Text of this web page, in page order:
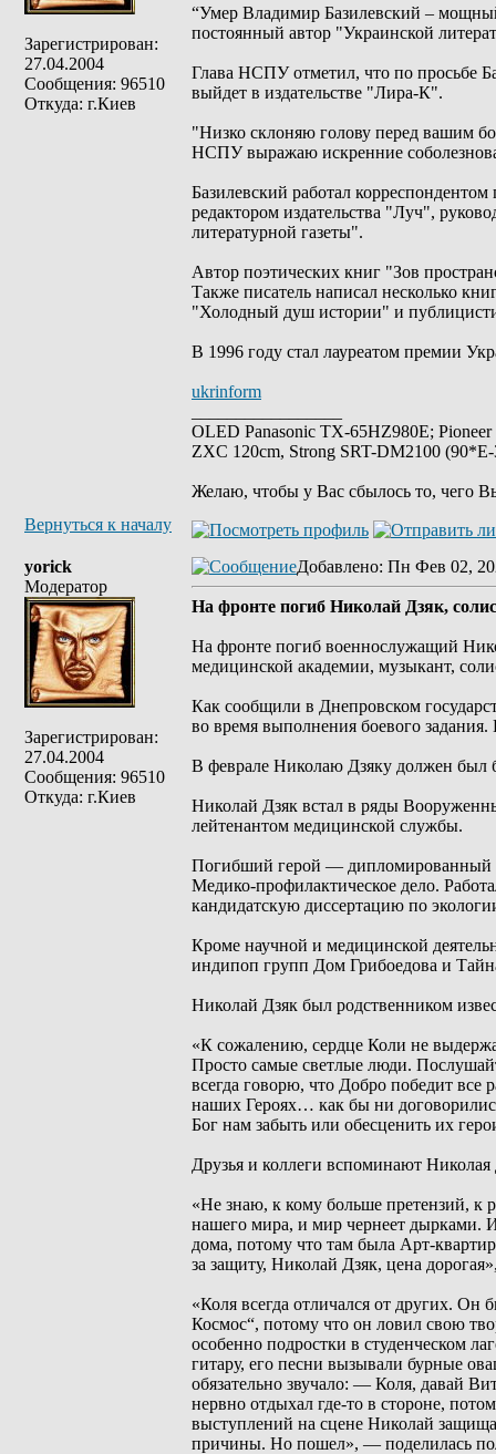
Зарегистрирован:
27.04.2004
Сообщения: 96510
Откуда: г.Киев
“Умер Владимир Базилевский –
постоянный автор "Украинской
Глава НСПУ отметил, что по просьбе
выйдет в издательстве "Лира-К".
"Низко склоняю голову перед вашим
НСПУ выражаю искренние
Базилевский работал
редактором издательства "Луч",
литературной газеты".
Автор поэтических книг "Зов
Также писатель написал несколько
"Холодный душ истории" и
В 1996 году стал лауреатом премии
ukrinform
OLED Panasonic TX-65HZ980E;
ZXC 120cm, Strong SRT-DM2100
Желаю, чтобы у Вас сбылось то, чего
Вернуться к началу
yorick
Модератор
Зарегистрирован:
27.04.2004
Сообщения: 96510
Откуда: г.Киев
Добавлено: Пн Фев 02,
На фронте погиб Николай Дзяк,
На фронте погиб военнослужащий
медицинской академии, музыкант,
Как сообщили в Днепровском
во время выполнения боевого
В феврале Николаю Дзяку должен был
Николай Дзяк встал в ряды
лейтенантом медицинской службы.
Погибший герой — дипломированный
Медико-профилактическое дело.
кандидатскую диссертацию по
Кроме научной и медицинской
индипоп групп Дом Грибоедова и
Николай Дзяк был родственником
«К сожалению, сердце Коли не
Просто самые светлые люди.
всегда говорю, что Добро победит
наших Героях… как бы ни
Бог нам забыть или обесценить их
Друзья и коллеги вспоминают Николая
«Не знаю, к кому больше претензий, к
нашего мира, и мир чернеет дырками.
дома, потому что там была Арт-
за защиту, Николай Дзяк, цена
«Коля всегда отличался от других.
Космос“, потому что он ловил свою
особенно подростки в студенческом
гитару, его песни вызывали бурные
обязательно звучало: — Коля, давай
нервно отдыхал где-то в стороне,
выступлений на сцене Николай
причины. Но пошел», — поделилась